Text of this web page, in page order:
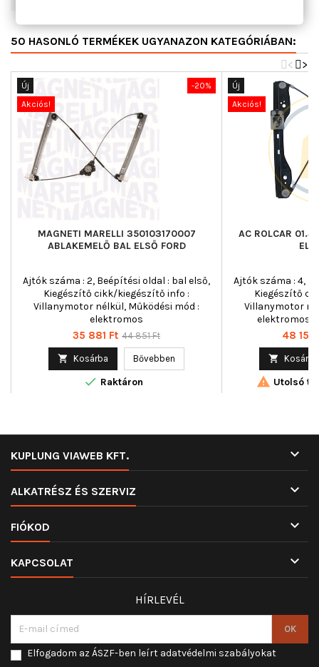
50 HASONLÓ TERMÉKEK UGYANAZON KATEGÓRIÁBAN:
>
<
-20%
Új
Akciós!
MAGNETI MARELLI 350103170007
ABLAKEMELŐ BAL ELSŐ FORD
Ajtók száma : 2, Beépítési oldal : bal első,
Kiegészítő cikk/kiegészítő info :
Villanymotor nélkül, Működési mód :
elektromos
Ár
35 881 Ft Normál
44 851 Ft
 Kosárba Bővebben
 Raktáron
Új
Akciós!
AC ROLCAR
Ajtók száma : 4,
Kiegészítő
Villanymotor
elektromos,
Ár
48 156
 Kosárba
 Utolsó
KUPLUNG VIAWEB KFT. 
ALKATRÉSZ ÉS SZERVIZ 
FIÓKOD 
KAPCSOLAT 
HÍRLEVÉL
Elfogadom az ÁSZF-ben leírt adatvédelmi szabályokat